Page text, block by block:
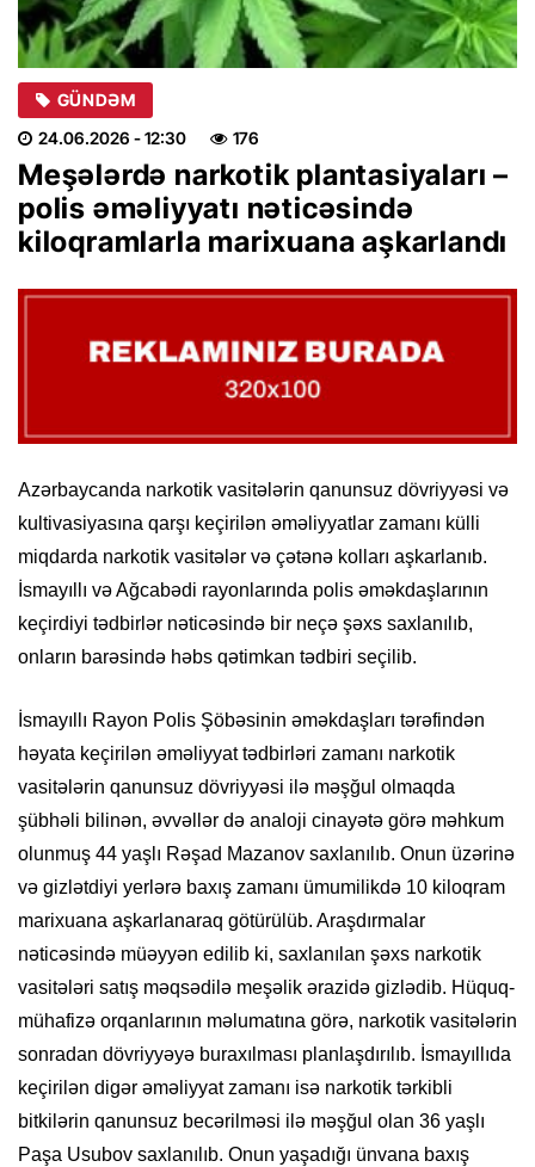
GÜNDƏM
24.06.2026 - 12:30 176
Meşələrdə narkotik plantasiyaları –
polis əməliyyatı nəticəsində
kiloqramlarla marixuana aşkarlandı
Azərbaycanda narkotik vasitələrin qanunsuz dövriyyəsi və
kultivasiyasına qarşı keçirilən əməliyyatlar zamanı külli
miqdarda narkotik vasitələr və çətənə kolları aşkarlanıb.
İsmayıllı və Ağcabədi rayonlarında polis əməkdaşlarının
keçirdiyi tədbirlər nəticəsində bir neçə şəxs saxlanılıb,
onların barəsində həbs qətimkan tədbiri seçilib.
İsmayıllı Rayon Polis Şöbəsinin əməkdaşları tərəfindən
həyata keçirilən əməliyyat tədbirləri zamanı narkotik
vasitələrin qanunsuz dövriyyəsi ilə məşğul olmaqda
şübhəli bilinən, əvvəllər də analoji cinayətə görə məhkum
olunmuş 44 yaşlı Rəşad Mazanov saxlanılıb. Onun üzərinə
və gizlətdiyi yerlərə baxış zamanı ümumilikdə 10 kiloqram
marixuana aşkarlanaraq götürülüb. Araşdırmalar
nəticəsində müəyyən edilib ki, saxlanılan şəxs narkotik
vasitələri satış məqsədilə meşəlik ərazidə gizlədib. Hüquq-
mühafizə orqanlarının məlumatına görə, narkotik vasitələrin
sonradan dövriyyəyə buraxılması planlaşdırılıb. İsmayıllıda
keçirilən digər əməliyyat zamanı isə narkotik tərkibli
bitkilərin qanunsuz becərilməsi ilə məşğul olan 36 yaşlı
Paşa Usubov saxlanılıb. Onun yaşadığı ünvana baxış